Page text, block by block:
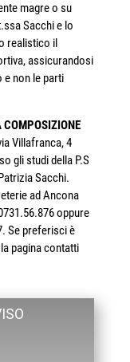
magre o su
Sacchi e lo
realistico il
assicurandosi
e non le parti
Villafranca, 4
gli studi della P.S
Sacchi.
ad Ancona
oppure
Se preferisci è
pagina contatti